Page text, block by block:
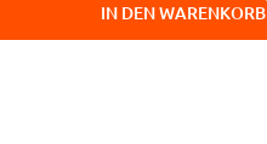
IN DEN WARENKORB